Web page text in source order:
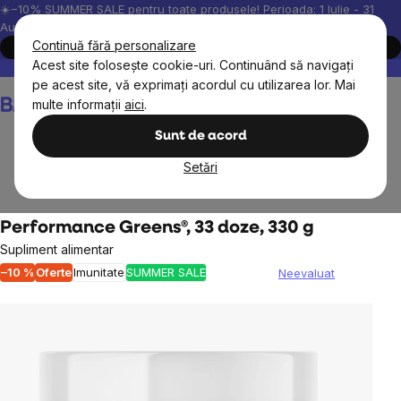
Continuă fără personalizare
Acest site folosește cookie-uri. Continuând să navigați
pe acest site, vă exprimați acordul cu utilizarea lor. Mai
multe informații aici.
Sunt de acord
Setări
Treci
la
conținut
☀️−10% SUMMER SALE pentru toate produsele! Perioada: 1 Iulie - 31
August, 2026.
Cumpără acum
Peste 200.000 de recenzii verificate
Produsele noastre sunt
Coş
de
Performance Greens®, 33 doze, 330 g
Supliment alimentar
–10 % OferteImunitateSUMMER SALE
Evaluarea
este
Neevaluat